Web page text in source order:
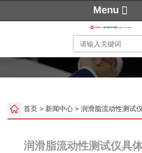
Menu
首页 > 新闻中心 > 润滑脂流动性测试
润滑脂流动性测试仪具